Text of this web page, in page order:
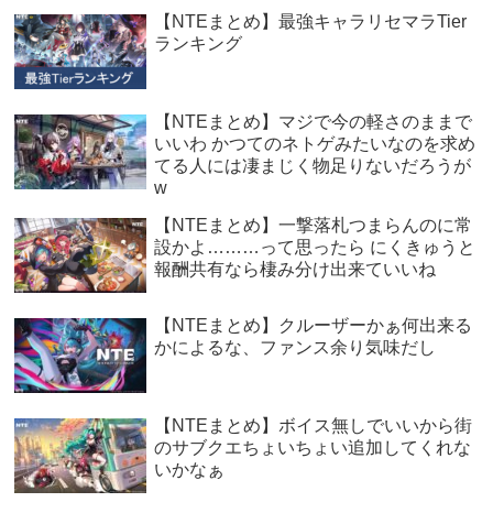
【NTEまとめ】最強キャラリセマラTier
ランキング
【NTEまとめ】マジで今の軽さのままで
いいわ かつてのネトゲみたいなのを求め
てる人には凄まじく物足りないだろうが
w
【NTEまとめ】一撃落札つまらんのに常
設かよ………って思ったら にくきゅうと
報酬共有なら棲み分け出来ていいね
【NTEまとめ】クルーザーかぁ何出来る
かによるな、ファンス余り気味だし
【NTEまとめ】ボイス無しでいいから街
のサブクエちょいちょい追加してくれな
いかなぁ